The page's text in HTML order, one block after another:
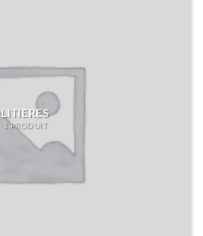
LITIÈRES
1 PRODUIT